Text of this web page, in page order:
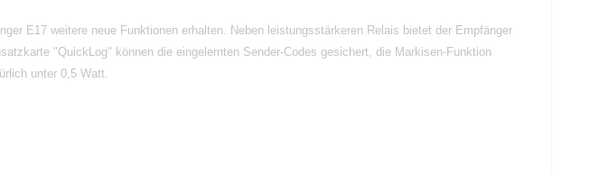
E17 weitere neue Funktionen erhalten. Neben leistungsstärkeren Relais bietet der Empfänger
"QuickLog" können die eingelernten Sender-Codes gesichert, die Markisen-Funktion
unter 0,5 Watt.